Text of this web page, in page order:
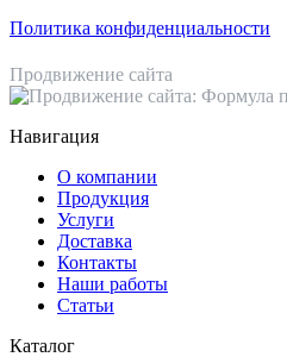
Политика конфиденциальности
Продвижение сайта
Навигация
О компании
Продукция
Услуги
Доставка
Контакты
Наши работы
Статьи
Каталог